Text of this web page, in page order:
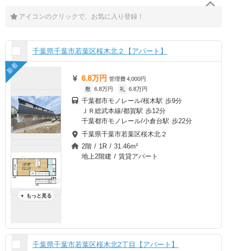
アイコンのクリックで、お気に入り登録！
千葉県千葉市若葉区桜木北２【アパート】
新着
▼ もっと見る
6.8万円 管理費4,000円
敷 6.8万円 礼 6.8万円
千葉都市モノレール/桜木駅 歩9分
ＪＲ総武本線/都賀駅 歩12分
千葉都市モノレール/小倉台駅 歩22分
千葉県千葉市若葉区桜木北２
2階 / 1R / 31.46m²
地上2階建 / 賃貸アパート
千葉県千葉市若葉区桜木北2丁目【アパート】